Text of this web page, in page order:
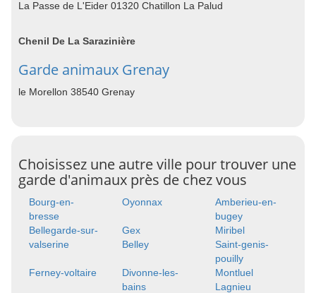
La Passe de L'Eider 01320 Chatillon La Palud
Chenil De La Sarazinière
Garde animaux Grenay
le Morellon 38540 Grenay
Choisissez une autre ville pour trouver une
garde d'animaux près de chez vous
Bourg-en-
bresse
Oyonnax
Amberieu-en-
bugey
Bellegarde-sur-
valserine
Gex
Miribel
Belley
Saint-genis-
pouilly
Ferney-voltaire
Divonne-les-
bains
Montluel
Lagnieu